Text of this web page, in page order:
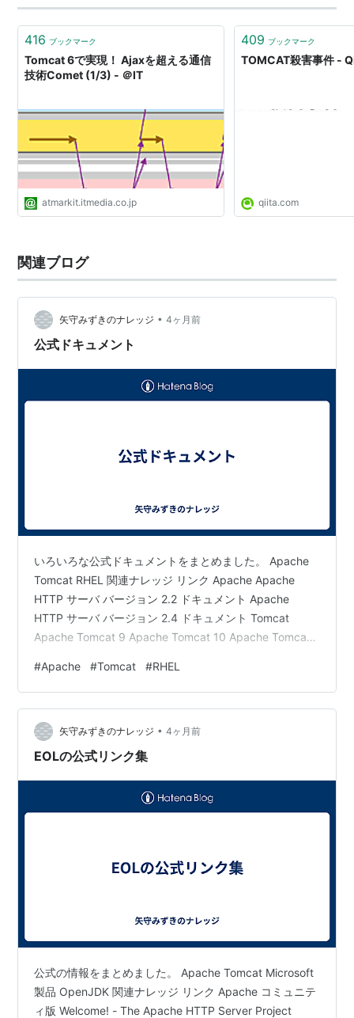
416 ブックマーク
Tomcat 6で実現！ Ajaxを超える通信
技術Comet (1/3) - ＠IT
atmarkit.itmedia.co.jp
409 ブックマーク
TOMCAT殺害事件 -
qiita.com
関連ブログ
矢守みずきのナレッジ • 4ヶ月前
公式ドキュメント
いろいろな公式ドキュメントをまとめました。 Apache
Tomcat RHEL 関連ナレッジ リンク Apache Apache
HTTP サーバ バージョン 2.2 ドキュメント Apache
HTTP サーバ バージョン 2.4 ドキュメント Tomcat
Apache Tomcat 9 Apache Tomcat 10 Apache Tomcat
Enterprise Linux | 8 Red Hat Enterprise Linux | 9 Red
Hat Enterprise Linux |…
#Apache #Tomcat #RHEL
矢守みずきのナレッジ • 4ヶ月前
EOLの公式リンク集
公式の情報をまとめました。 Apache Tomcat Microsoft
製品 OpenJDK 関連ナレッジ リンク Apache コミュニテ
ィ版 Welcome! - The Apache HTTP Server Project